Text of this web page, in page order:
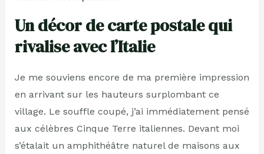
Un décor de carte postale qui
rivalise avec l’Italie
Je me souviens encore de ma première impression
en arrivant sur les hauteurs surplombant ce
village. Le souffle coupé, j’ai immédiatement pensé
aux célèbres Cinque Terre italiennes. Devant moi
s’étalait un amphithéâtre naturel de maisons aux